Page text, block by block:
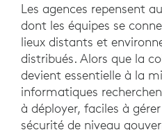
Les agences repensent
dont les équipes se
lieux distants et
distribués. Alors que la
devient essentielle à la
informatiques
à déployer, faciles à
sécurité de niveau